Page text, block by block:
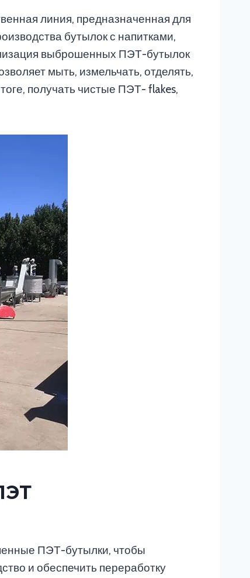
линия, предназначенная для
бутылок с напитками,
выброшенных ПЭТ-бутылок
мыть, измельчать, отделять,
получать чистые ПЭТ- flakes,
ПЭТ-бутылки, чтобы
и обеспечить переработку